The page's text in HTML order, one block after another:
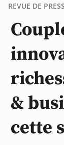
REVUE DE
&
cette